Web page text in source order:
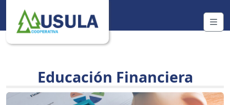
Educación Financiera